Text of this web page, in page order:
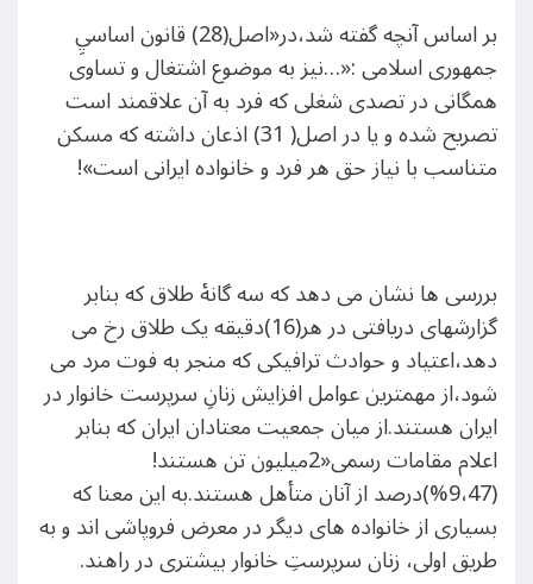
بر اساس آنچه گفته شد،در«اصل(28) قانون اساسيِ
جمهوری اسلامی :«…نیز به موضوع اشتغال و تساوی
همگانی در تصدی شغلی که فرد به آن علاقمند است
تصریح شده و یا در اصل( 31) اذعان داشته که مسکن
متناسب با نیاز حق هر فرد و خانواده ایرانی است»!
بررسی ها نشان می دهد که سه گانهٔ طلاق که بنابر
گزارشهای دریافتی در هر(16)دقیقه یک طلاق رخ می
دهد،اعتیاد و حوادث ترافیکی که منجر به فوت مرد می
شود،از مهمترین عوامل افزایش زنانِ سرپرست خانوار در
ایران هستند.از میان جمعیت معتادان ایران که بنابر
اعلام مقامات رسمی«2میلیون تن هستند!
(9،47%)درصد از آنان متأهل هستند.به این معنا که
بسیاری از خانواده های دیگر در معرض فروپاشی اند و به
طریق اولی، زنان سرپرستِ خانوار بیشتری در راهند.